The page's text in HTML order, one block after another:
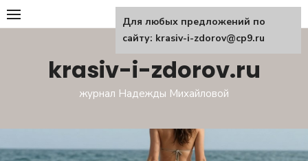
Перейти
к
krasiv-i-zdorov.ru
журнал Надежды Михайловой
Для любых предложений по
сайту: krasiv-i-zdorov@cp9.ru